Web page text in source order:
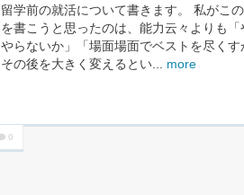
留学前の就活について書きます。 私がこ
を書こうと思ったのは、能力云々よりも「
やらないか」「場面場面でベストを尽くす
その後を大きく変えるとい... more
0